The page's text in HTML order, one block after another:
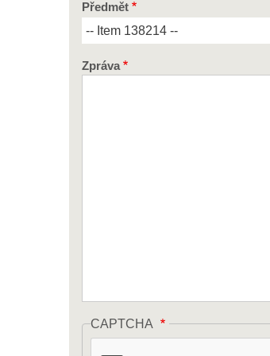
Předmět
Zpráva
CAPTCHA